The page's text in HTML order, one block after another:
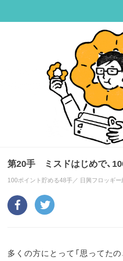
第20手 ミスドはじめで、
100ポイント貯める48手／ 日興フロッギ
多くの方にとって「思ってた